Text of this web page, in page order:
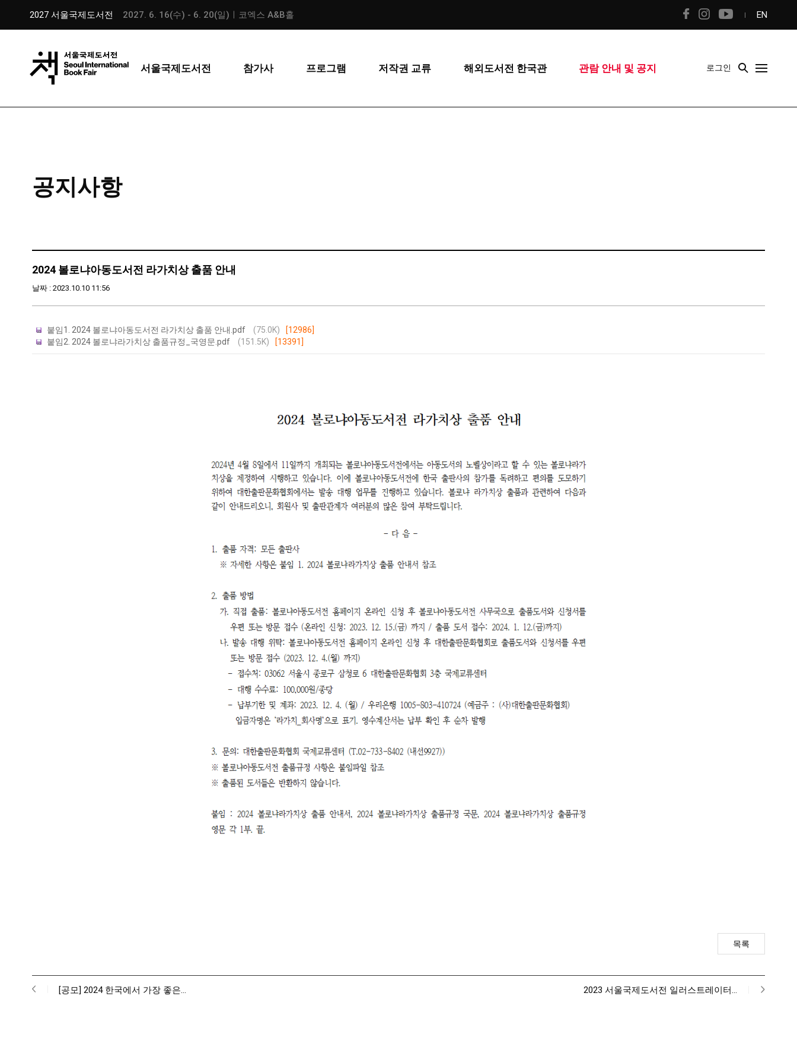
2027 서울국제도서전 2027. 6. 16(수) - 6. 20(일)ㅣ코엑스 A&B홀 EN
서울국제도서전 참가사 프로그램 저작권 교류 해외도서전 한국관 관람 안내 및 공지 로그인
공지사항
2024 볼로냐아동도서전 라가치상 출품 안내
날짜 : 2023.10.10 11:56
붙임1. 2024 볼로냐아동도서전 라가치상 출품 안내.pdf (75.0K)
[12986]
붙임2. 2024 볼로냐라가치상 출품규정_국영문.pdf
(151.5K) [13391]
목록
[공모] 2024 한국에서 가장 좋은… 2023 서울국제도서전 일러스트레이터…